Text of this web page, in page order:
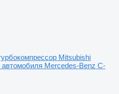
Mitsubishi
Mercedes-Benz C-